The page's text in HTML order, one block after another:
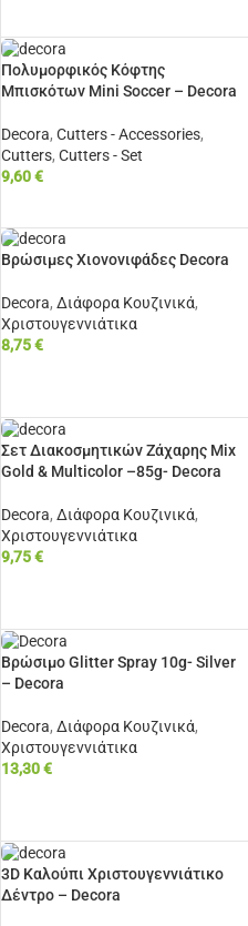
Πολυμορφικός Κόφτης
Μπισκότων Mini Soccer – Decora
Decora, Cutters - Accessories,
Cutters, Cutters - Set
9,60€
Βρώσιμες Χιονονιφάδες Decora
Decora, Διάφορα Κουζινικά,
Χριστουγεννιάτικα
8,75€
Σετ Διακοσμητικών Ζάχαρης Mix
Gold & Multicolor –85g- Decora
Decora, Διάφορα Κουζινικά,
Χριστουγεννιάτικα
9,75€
Βρώσιμο Glitter Spray 10g- Silver
– Decora
Decora, Διάφορα Κουζινικά,
Χριστουγεννιάτικα
13,30€
3D Καλούπι Χριστουγεννιάτικο
Δέντρο – Decora